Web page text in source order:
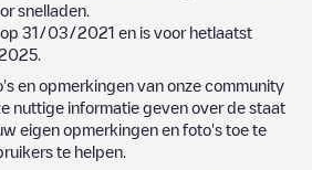
snelladen.
31/03/2021 en is voor hetlaatst
en opmerkingen van onze community
nuttige informatie geven over de staat
eigen opmerkingen en foto's toe te
te helpen.